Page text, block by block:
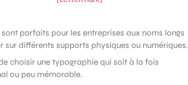
parfaits pour les entreprises aux noms longs
différents supports physiques ou numériques.
choisir une typographie qui soit à la fois
ou peu mémorable.